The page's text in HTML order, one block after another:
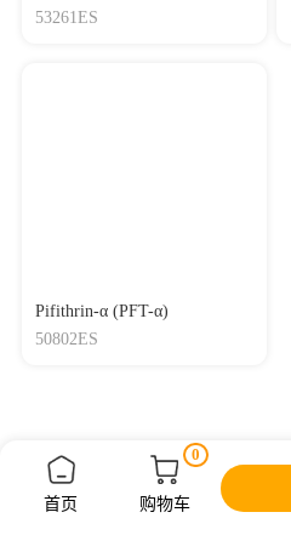
53261ES
Pifithrin-α (PFT-α)
50802ES
首页 购物车
0